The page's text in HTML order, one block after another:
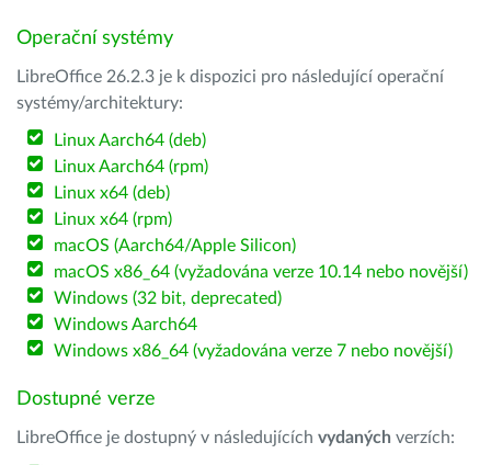
Operační systémy
LibreOffice 26.2.3 je k dispozici pro následující operační
systémy/architektury:
Linux Aarch64 (deb)
Linux Aarch64 (rpm)
Linux x64 (deb)
Linux x64 (rpm)
macOS (Aarch64/Apple Silicon)
macOS x86_64 (vyžadována verze 10.14 nebo novější)
Windows (32 bit, deprecated)
Windows Aarch64
Windows x86_64 (vyžadována verze 7 nebo novější)
Dostupné verze
LibreOffice je dostupný v následujících vydaných verzích: